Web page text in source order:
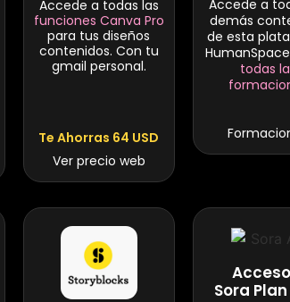
Accede a todas las
funciones Canva Pro
para tus diseños
contenidos. Con tu
gmail personal.
Te Ahorras 64 USD
Ver precio web
Accede a
demás
de esta
todas
Sora Plan